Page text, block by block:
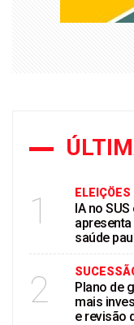
1
IA no
saúde
2
Plano de
mais
e revisão